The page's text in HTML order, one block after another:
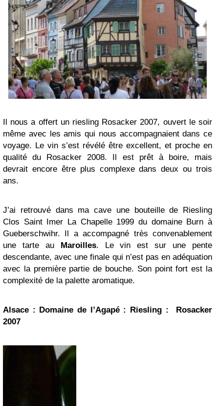
Il nous a offert un riesling Rosacker 2007, ouvert le soir
même avec les amis qui nous accompagnaient dans ce
voyage. Le vin s’est révélé être excellent, et proche en
qualité du Rosacker 2008. Il est prêt à boire, mais
devrait encore être plus complexe dans deux ou trois
ans.
J’ai retrouvé dans ma cave une bouteille de Riesling
Clos Saint Imer La Chapelle 1999 du domaine Burn à
Gueberschwihr. Il a accompagné très convenablement
une tarte au Maroilles. Le vin est sur une pente
descendante, avec une finale qui n’est pas en adéquation
avec la première partie de bouche. Son point fort est la
complexité de la palette aromatique.
Alsace : Domaine de l’Agapé : Riesling : Rosacker
2007